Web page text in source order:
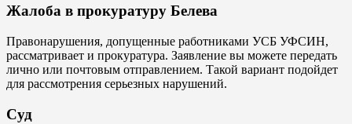
Жалоба в прокуратуру Белева
Правонарушения, допущенные работниками УСБ УФСИН,
рассматривает и прокуратура. Заявление вы можете передать
лично или почтовым отправлением. Такой вариант подойдет
для рассмотрения серьезных нарушений.
Суд